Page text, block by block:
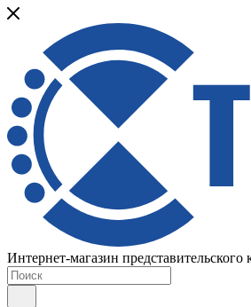
Интернет-магазин представительского